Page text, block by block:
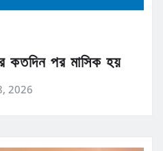
কতদিন পর মাসিক হয়
2026